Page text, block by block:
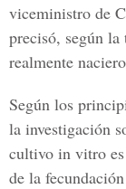
viceministro de
precisó, según
realmente
Según los
la investigación
cultivo in vitro
de la